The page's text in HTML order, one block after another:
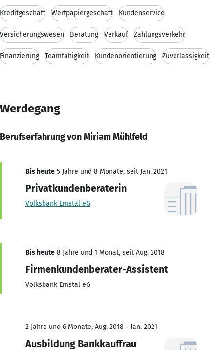
Kreditgeschäft Wertpapiergeschäft Kundenservice
Versicherungswesen Beratung Verkauf Zahlungsverkehr
Finanzierung Teamfähigkeit Kundenorientierung Zuverlässigkeit
Werdegang
Berufserfahrung von Miriam Mühlfeld
Bis heute 5 Jahre und 8 Monate, seit Jan. 2021
Privatkundenberaterin
Volksbank Emstal eG
Bis heute 8 Jahre und 1 Monat, seit Aug. 2018
Firmenkundenberater-Assistent
Volksbank Emstal eG
2 Jahre und 6 Monate, Aug. 2018 - Jan. 2021
Ausbildung Bankkauffrau